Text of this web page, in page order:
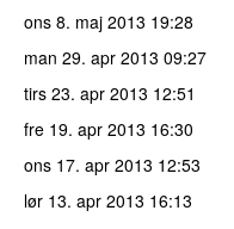
ons 8. maj 2013 19:28
man 29. apr 2013 09:27
tirs 23. apr 2013 12:51
fre 19. apr 2013 16:30
ons 17. apr 2013 12:53
lør 13. apr 2013 16:13